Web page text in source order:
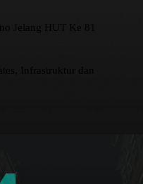
Jelang HUT Ke 81